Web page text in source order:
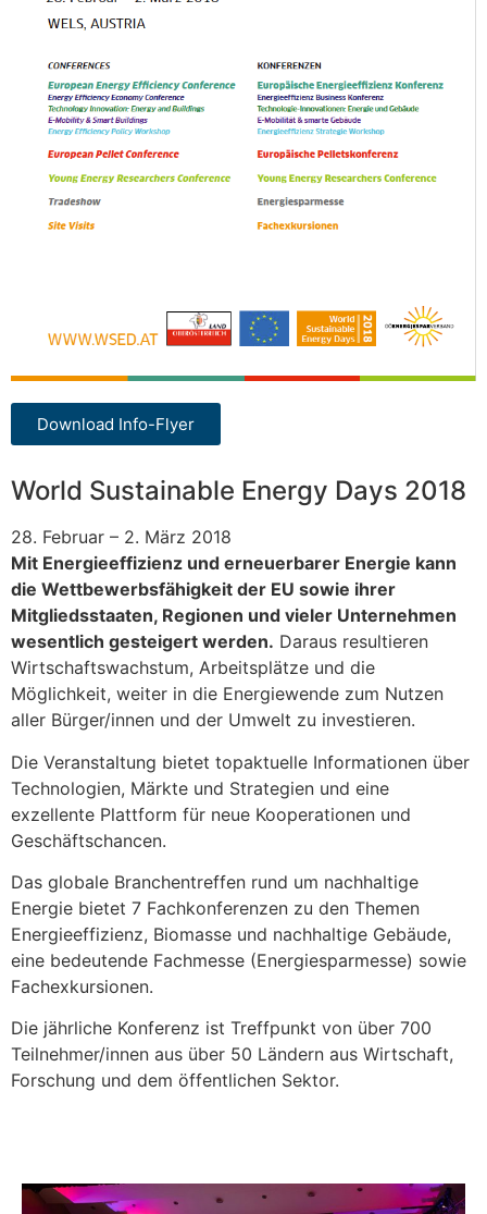
Download Info-Flyer
World Sustainable Energy Days 2018
28. Februar – 2. März 2018
Mit Energieeffizienz und erneuerbarer Energie kann
die Wettbewerbsfähigkeit der EU sowie ihrer
Mitgliedsstaaten, Regionen und vieler Unternehmen
wesentlich gesteigert werden. Daraus resultieren
Wirtschaftswachstum, Arbeitsplätze und die
Möglichkeit, weiter in die Energiewende zum Nutzen
aller Bürger/innen und der Umwelt zu investieren.
Die Veranstaltung bietet topaktuelle Informationen über
Technologien, Märkte und Strategien und eine
exzellente Plattform für neue Kooperationen und
Geschäftschancen.
Das globale Branchentreffen rund um nachhaltige
Energie bietet 7 Fachkonferenzen zu den Themen
Energieeffizienz, Biomasse und nachhaltige Gebäude,
eine bedeutende Fachmesse (Energiesparmesse) sowie
Fachexkursionen.
Die jährliche Konferenz ist Treffpunkt von über 700
Teilnehmer/innen aus über 50 Ländern aus Wirtschaft,
Forschung und dem öffentlichen Sektor.